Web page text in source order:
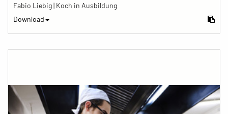
Fabio Liebig | Koch in Ausbildung
Download